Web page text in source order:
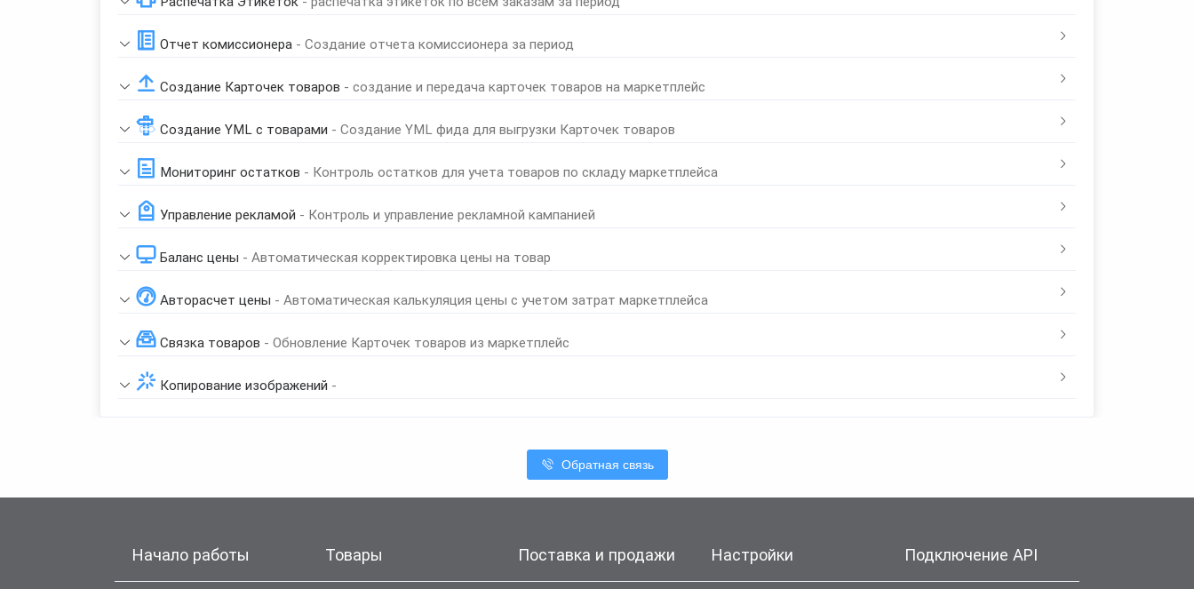
Отчет комиссионера - Создание отчета комиссионера за период
Создание Карточек товаров - создание и передача карточек товаров на маркетплейс
Создание YML с товарами - Создание YML фида для выгрузки Карточек товаров
Мониторинг остатков - Контроль остатков для учета товаров по складу маркетплейса
Управление рекламой - Контроль и управление рекламной кампанией
Баланс цены - Автоматическая корректировка цены на товар
Авторасчет цены - Автоматическая калькуляция цены с учетом затрат маркетплейса
Связка товаров - Обновление Карточек товаров из маркетплейс
Копирование изображений -
Обратная связь
Начало работы Товары Поставка и продажи Настройки Подключение API